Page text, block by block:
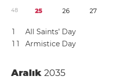
48 25 26 27
1
All Saints’ Day
1 1 Armistice Day
Aralık2035